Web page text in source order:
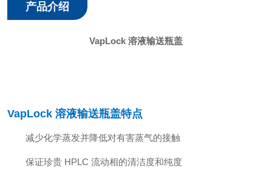
产品介绍
VapLock 溶液输送瓶盖
VapLock 溶液输送瓶盖特点
减少化学蒸发并降低对有害蒸气的接触
保证珍贵 HPLC 流动相的清洁度和纯度